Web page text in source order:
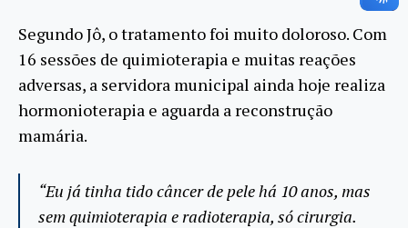
Segundo Jô, o tratamento foi muito doloroso. Com
16 sessões de quimioterapia e muitas reações
adversas, a servidora municipal ainda hoje realiza
hormonioterapia e aguarda a reconstrução
mamária.
“Eu já tinha tido câncer de pele há 10 anos, mas
sem quimioterapia e radioterapia, só cirurgia.